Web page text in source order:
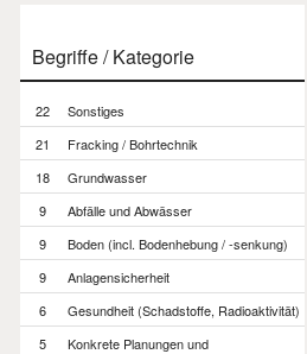
Begriffe / Kategorie
22
Sonstiges
21
Fracking / Bohrtechnik
18
Grundwasser
9
Abfälle und Abwässer
9
Boden (incl. Bodenhebung / -senkung)
9
Anlagensicherheit
6
Gesundheit (Schadstoffe, Radioaktivität)
5
Konkrete Planungen und